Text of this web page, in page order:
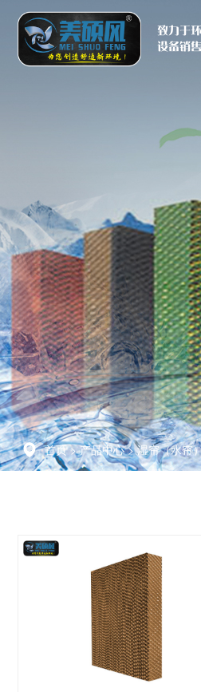
致力于
设备销
首页>产品中心>湿帘（水帘